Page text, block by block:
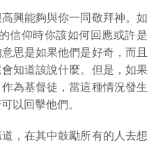
興能夠與你一同敬拜神。如
信仰時你該如何回應或許是
思是如果他們是好奇，而且
知道該說什麼。但是，如果
為基督徒，當這種情況發生
以回擊他們。
，在其中鼓勵所有的人去想